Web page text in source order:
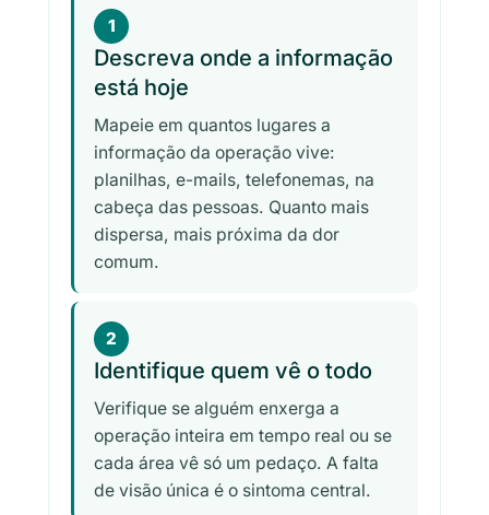
1
Descreva onde a informação
está hoje
Mapeie em quantos lugares a
informação da operação vive:
planilhas, e-mails, telefonemas, na
cabeça das pessoas. Quanto mais
dispersa, mais próxima da dor
comum.
2
Identifique quem vê o todo
Verifique se alguém enxerga a
operação inteira em tempo real ou se
cada área vê só um pedaço. A falta
de visão única é o sintoma central.